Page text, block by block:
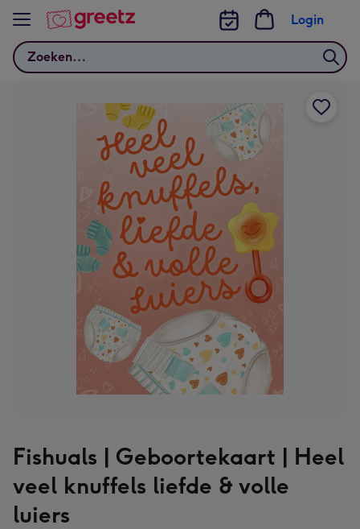
Bekijk meer
Zoeken
Login
Fishuals | Geboortekaart | Heel
veel knuffels liefde & volle
luiers